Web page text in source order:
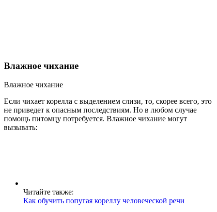
Влажное чихание
Влажное чихание
Если чихает корелла с выделением слизи, то, скорее всего, это
не приведет к опасным последствиям. Но в любом случае
помощь питомцу потребуется. Влажное чихание могут
вызывать:
Читайте также:
Как обучить попугая кореллу человеческой речи